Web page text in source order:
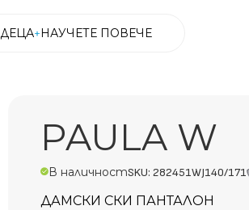
ДЕЦА НАУЧЕТЕ ПОВЕЧЕ
PAULA W
В наличностSKU: 282451WJ140/171
ДАМСКИ СКИ ПАНТАЛОН